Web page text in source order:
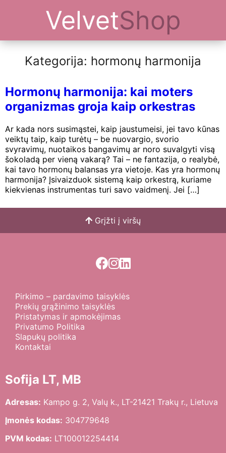
VelvetShop
Kategorija: hormonų harmonija
Hormonų harmonija: kai moters
organizmas groja kaip orkestras
Ar kada nors susimąstei, kaip jaustumeisi, jei tavo kūnas
veiktų taip, kaip turėtų – be nuovargio, svorio
svyravimų, nuotaikos bangavimų ar noro suvalgyti visą
šokoladą per vieną vakarą? Tai – ne fantazija, o realybė,
kai tavo hormonų balansas yra vietoje. Kas yra hormonų
harmonija? Įsivaizduok sistemą kaip orkestrą, kuriame
kiekvienas instrumentas turi savo vaidmenį. Jei […]
Grįžti į viršų
Pirkimo – pardavimo taisyklės
Prekių grąžinimo taisyklės
Pristatymas ir apmokėjimas
Privatumo Politika
Slapukų politika
Kontaktai
Sofija LT, MB
Adresas: Kampo g. 2, Valų k., LT-21421 Trakų r., Lietuva
Įmonės kodas: 304779648
PVM kodas: LT100012254414